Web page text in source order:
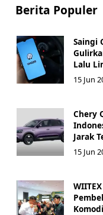
Berita Populer
Saingi
Lalu
15 Jun
Chery
Jarak
15 Jun